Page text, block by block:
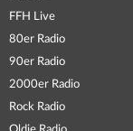
FFH Live
80er Radio
90er Radio
2000er Radio
Rock Radio